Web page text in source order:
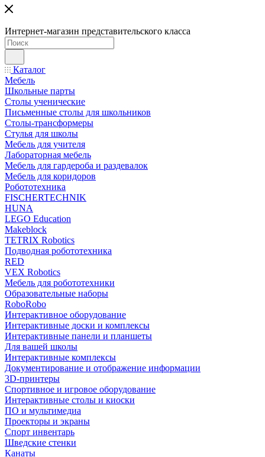
Интернет-магазин представительского класса
Каталог
Мебель
Школьные парты
Столы ученические
Письменные столы для школьников
Столы-трансформеры
Стулья для школы
Мебель для учителя
Лабораторная мебель
Мебель для гардероба и раздевалок
Мебель для коридоров
Робототехника
FISCHERTECHNIK
HUNA
LEGO Education
Makeblock
TETRIX Robotics
Подводная робототехника
RED
VEX Robotics
Мебель для робототехники
Образовательные наборы
RoboRobo
Интерактивное оборудование
Интерактивные доски и комплексы
Интерактивные панели и планшеты
Для вашей школы
Интерактивные комплексы
Документирование и отображение информации
3D-принтеры
Спортивное и игровое оборудование
Интерактивные столы и киоски
ПО и мультимедиа
Проекторы и экраны
Спорт инвентарь
Шведские стенки
Канаты